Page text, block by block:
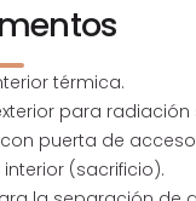
térmica.
para radiación
puerta de
(sacrificio).